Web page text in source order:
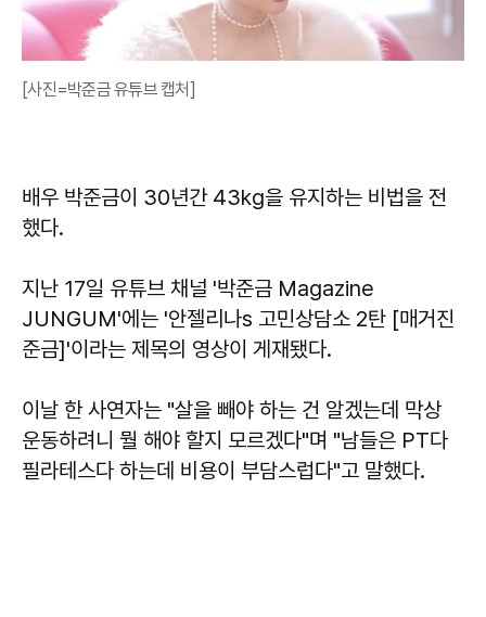
[사진=박준금 유튜브 캡처]
배우 박준금이 30년간 43kg을 유지하는 비법을 전
했다.
지난 17일 유튜브 채널 '박준금 Magazine
JUNGUM'에는 '안젤리나s 고민상담소 2탄 [매거진
준금]'이라는 제목의 영상이 게재됐다.
이날 한 사연자는 "살을 빼야 하는 건 알겠는데 막상
운동하려니 뭘 해야 할지 모르겠다"며 "남들은 PT다
필라테스다 하는데 비용이 부담스럽다"고 말했다.